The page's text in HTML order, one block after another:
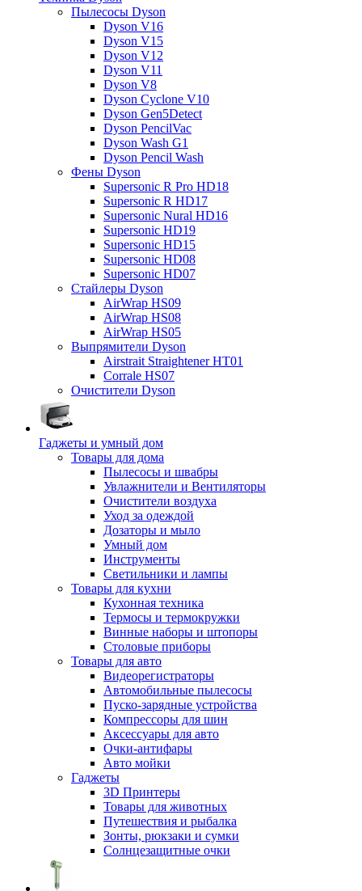
Пылесосы Dyson
Dyson V16
Dyson V15
Dyson V12
Dyson V11
Dyson V8
Dyson Cyclone V10
Dyson Gen5Detect
Dyson PencilVac
Dyson Wash G1
Dyson Pencil Wash
Фены Dyson
Supersonic R Pro HD18
Supersonic R HD17
Supersonic Nural HD16
Supersonic HD19
Supersonic HD15
Supersonic HD08
Supersonic HD07
Стайлеры Dyson
AirWrap HS09
AirWrap HS08
AirWrap HS05
Выпрямители Dyson
Airstrait Straightener HT01
Corrale HS07
Очистители Dyson
Гаджеты и умный дом
Товары для дома
Пылесосы и швабры
Увлажнители и Вентиляторы
Очистители воздуха
Уход за одеждой
Дозаторы и мыло
Умный дом
Инструменты
Светильники и лампы
Товары для кухни
Кухонная техника
Термосы и термокружки
Винные наборы и штопоры
Столовые приборы
Товары для авто
Видеорегистраторы
Автомобильные пылесосы
Пуско-зарядные устройства
Компрессоры для шин
Аксессуары для авто
Очки-антифары
Авто мойки
Гаджеты
3D Принтеры
Товары для животных
Путешествия и рыбалка
Зонты, рюкзаки и сумки
Солнцезащитные очки